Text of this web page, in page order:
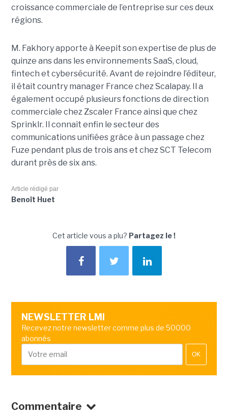
croissance commerciale de l’entreprise sur ces deux
régions.
M. Fakhory apporte à Keepit son expertise de plus de
quinze ans dans les environnements SaaS, cloud,
fintech et cybersécurité. Avant de rejoindre l’éditeur,
il était country manager France chez Scalapay. Il a
également occupé plusieurs fonctions de direction
commerciale chez Zscaler France ainsi que chez
Sprinklr. Il connaît enfin le secteur des
communications unifiées grâce à un passage chez
Fuze pendant plus de trois ans et chez SCT Telecom
durant près de six ans.
Article rédigé par
Benoît Huet
Cet article vous a plu? Partagez le !
NEWSLETTER LMI
Recevez notre newsletter comme plus de 50000
abonnés
OK
Commentaire